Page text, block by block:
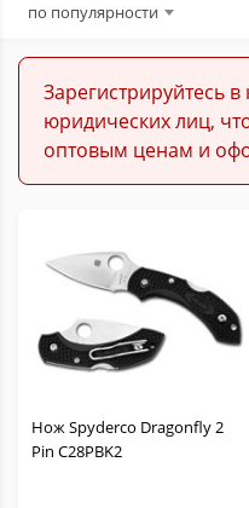
по популярности
Зарегистрируйтесь в
юридических лиц,
оптовым ценам и
Нож Spyderco Dragonfly 2
Pin C28PBK2